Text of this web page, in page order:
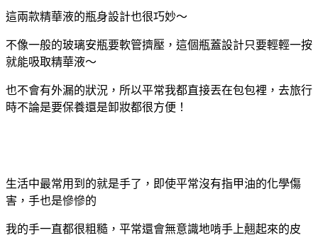
這兩款精華液的瓶身設計也很巧妙～
不像一般的玻璃安瓶要軟管擠壓，這個瓶蓋設計只要輕輕一按
就能吸取精華液～
也不會有外漏的狀況，所以平常我都直接丟在包包裡，去旅行
時不論是要保養還是卸妝都很方便！
生活中最常用到的就是手了，即使平常沒有指甲油的化學傷
害，手也是慘慘的
我的手一直都很粗糙，平常還會無意識地啃手上翹起來的皮